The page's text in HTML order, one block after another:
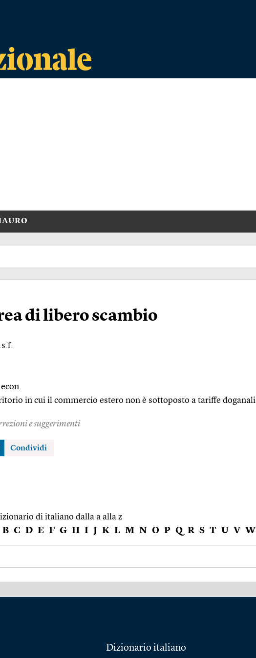
di libero scambio
econ.
in cui il commercio estero non è sottoposto a tariffe doganali
e suggerimenti
Condividi
di italiano dalla a alla z
B C D E F G H I J K L M N O P Q R S T U V W
Dizionario italiano